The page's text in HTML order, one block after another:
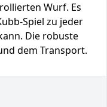
Wurf. Es
Spiel zu jeder
Die robuste
dem Transport.